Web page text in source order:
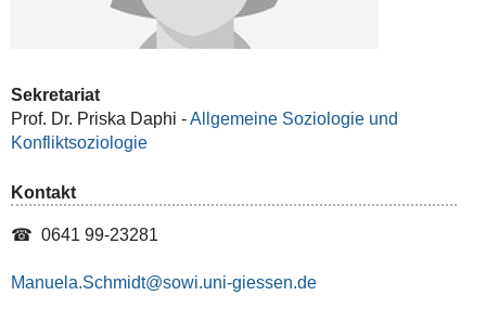
Sekretariat
Prof. Dr. Priska Daphi -Allgemeine Soziologie und
Konfliktsoziologie
Kontakt
☎ 0641 99-23281
Manuela.Schmidt